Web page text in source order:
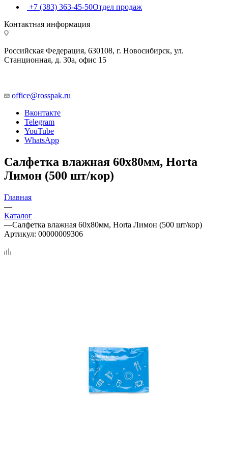
+7 (383) 363-45-50Отдел продаж
Контактная информация
Российская Федерация, 630108, г. Новосибирск, ул.
Станционная, д. 30а, офис 15
office@rosspak.ru
Вконтакте
Telegram
YouTube
WhatsApp
Салфетка влажная 60х80мм, Horta
Лимон (500 шт/кор)
Главная
—
Каталог
—Салфетка влажная 60х80мм, Horta Лимон (500 шт/кор)
Артикул: 00000009306